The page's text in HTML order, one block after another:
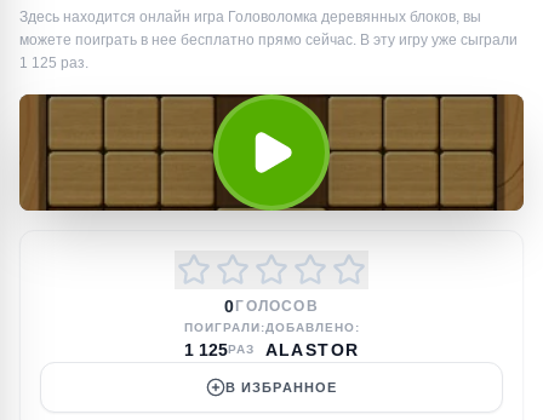
Здесь находится онлайн игра Головоломка деревянных блоков, вы
можете поиграть в нее бесплатно прямо сейчас. В эту игру уже сыграли
1 125 раз.
0 ГОЛОСОВ
ПОИГРАЛИ:
1 125РАЗ
ДОБАВЛЕНО:
ALASTOR
В ИЗБРАННОЕ